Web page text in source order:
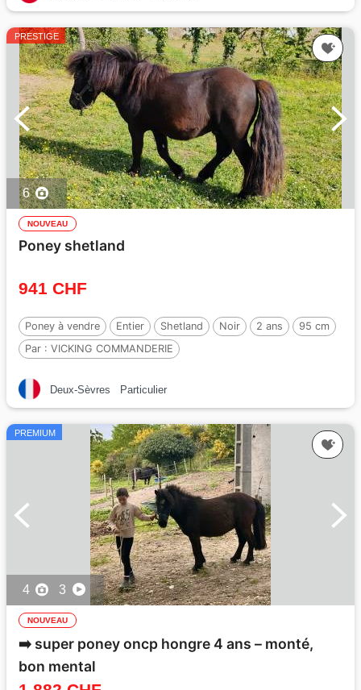
PRESTIGE
6
NOUVEAU
Poney shetland
941 CHF
Poney à vendre Entier Shetland Noir 2 ans
95 cm
Par : VICKING COMMANDERIE
Deux-Sèvres Particulier
PREMIUM
4 3
NOUVEAU
➡️ super poney oncp hongre 4 ans – monté,
bon mental